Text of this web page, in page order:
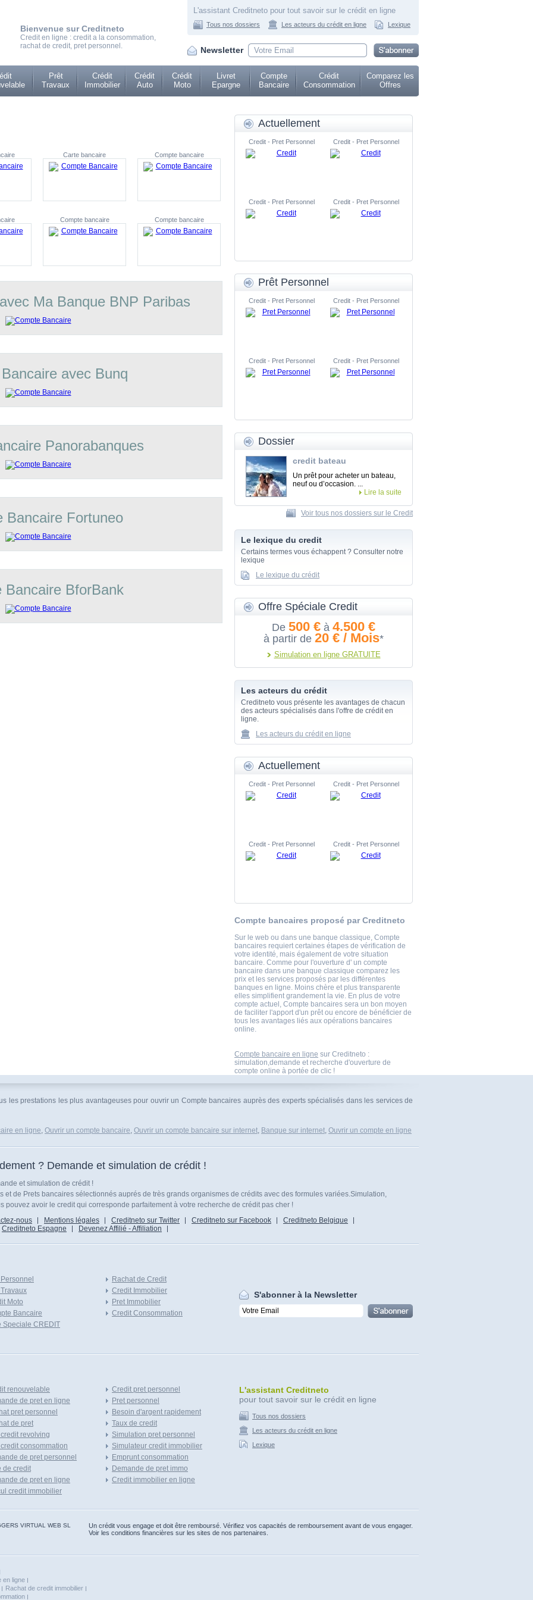
Bienvenue sur Creditneto
Credit en ligne : credit a la consommation,
rachat de credit, pret personnel.
L'assistant Creditneto pour tout savoir sur le crédit en ligne
Tous nos dossiers Les acteurs du crédit en ligne Lexique
Newsletter
Prêt
Travaux
Crédit
Immobilier
Crédit
Auto
Crédit
Moto
Livret
Epargne
Compte
Bancaire
Crédit
Consommation
Comparez les
Offres
Carte bancaire Compte bancaire
Compte bancaire Compte bancaire
Ma Banque BNP Paribas
avec Bunq
Panorabanques
Bancaire Fortuneo
Bancaire BforBank
Actuellement
Credit - Pret Personnel Credit - Pret Personnel
Credit - Pret Personnel Credit - Pret Personnel
Prêt Personnel
Credit - Pret Personnel Credit - Pret Personnel
Credit - Pret Personnel Credit - Pret Personnel
Dossier
credit bateau
Un prêt pour acheter un bateau,
neuf ou d’occasion. ...
Lire la suite
Voir tous nos dossiers sur le Credit
Le lexique du credit
Certains termes vous échappent ? Consulter notre
lexique
Le lexique du crédit
Offre Spéciale Credit
De 500 € à 4.500 €
à partir de 20 € / Mois*
Simulation en ligne GRATUITE
Les acteurs du crédit
Creditneto vous présente les avantages de chacun
des acteurs spécialisés dans l'offre de crédit en
ligne.
Les acteurs du crédit en ligne
Actuellement
Credit - Pret Personnel Credit - Pret Personnel
Credit - Pret Personnel Credit - Pret Personnel
Compte bancaires proposé par Creditneto
Sur le web ou dans une banque classique, Compte
bancaires requiert certaines étapes de vérification de
votre identité, mais également de votre situation
bancaire. Comme pour l'ouverture d' un compte
bancaire dans une banque classique comparez les
prix et les services proposés par les différentes
banques en ligne. Moins chère et plus transparente
elles simplifient grandement la vie. En plus de votre
compte actuel, Compte bancaires sera un bon moyen
de faciliter l'apport d'un prêt ou encore de bénéficier de
tous les avantages liés aux opérations bancaires
online.
Compte bancaire en ligne sur Creditneto :
simulation,demande et recherche d'ouverture de
compte online à portée de clic !
les prestations les plus avantageuses pour ouvrir un Compte bancaires auprès des experts spécialisés dans les services de
en ligne, Ouvrir un compte bancaire, Ouvrir un compte bancaire sur internet, Banque sur internet, Ouvrir un compte en ligne
? Demande et simulation de crédit !
et simulation de crédit !
et de Prets bancaires sélectionnés auprés de très grands organismes de crédits avec des formules variées.Simulation,
pouvez avoir le credit qui corresponde parfaitement à votre recherche de crédit pas cher !
nous Mentions légales Creditneto sur Twitter Creditneto sur Facebook
Creditneto Belgique
Creditneto Espagne Devenez Affilié - Affiliation
Travaux
Moto
Bancaire
Speciale CREDIT
Rachat de Credit
Credit Immobilier
Pret Immobilier
Credit Consommation
S'abonner à la Newsletter
renouvelable
de pret en ligne
pret personnel
de pret
credit revolving
credit consommation
de pret personnel
de credit
de pret en ligne
credit immobilier
Credit pret personnel
Pret personnel
Besoin d'argent rapidement
Taux de credit
Simulation pret personnel
Simulateur credit immobilier
Emprunt consommation
Demande de pret immo
Credit immobilier en ligne
L'assistant Creditneto
pour tout savoir sur le crédit en ligne
Tous nos dossiers
Les acteurs du crédit en ligne
Lexique
VIRTUAL WEB SL
Un crédit vous engage et doit être remboursé. Vérifiez vos capacités de remboursement avant de vous engager.
Voir les conditions financières sur les sites de nos partenaires.
en ligne
Rachat de credit immobilier